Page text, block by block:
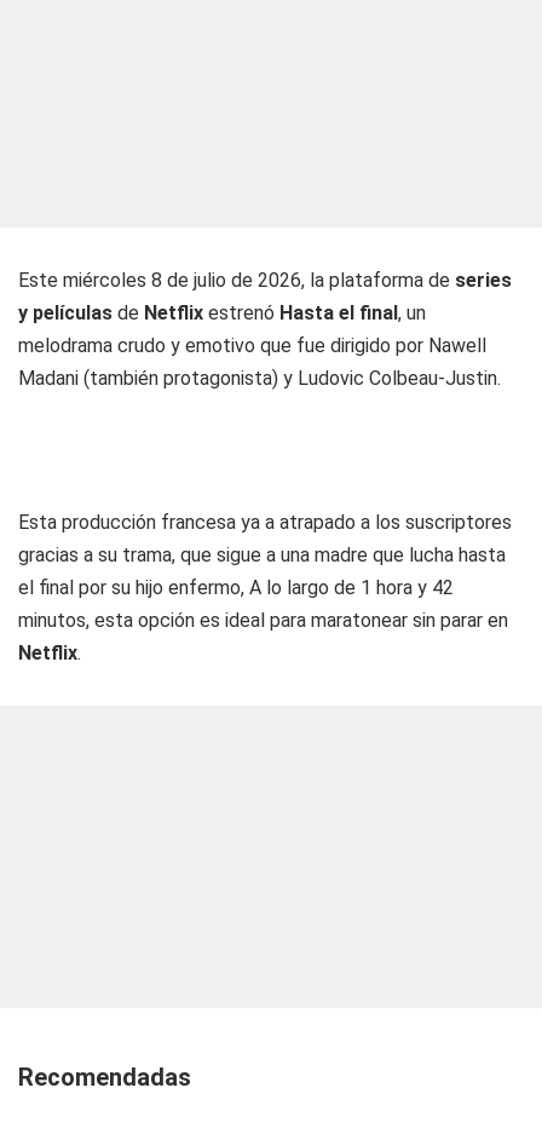
Este miércoles 8 de julio de 2026, la plataforma de series
y películas de Netflix estrenó Hasta el final, un
melodrama crudo y emotivo que fue dirigido por Nawell
Madani (también protagonista) y Ludovic Colbeau-Justin.
Esta producción francesa ya a atrapado a los suscriptores
gracias a su trama, que sigue a una madre que lucha hasta
el final por su hijo enfermo, A lo largo de 1 hora y 42
minutos, esta opción es ideal para maratonear sin parar en
Netflix.
Recomendadas